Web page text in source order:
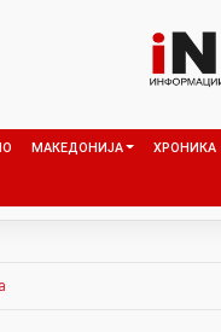
МАКЕДОНИЈА ХРОНИКА